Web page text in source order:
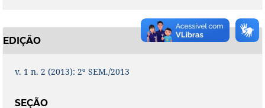
EDIÇÃO
v. 1 n. 2 (2013): 2º SEM./2013
SEÇÃO